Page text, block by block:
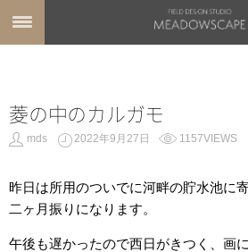
菱の中のカルガモ
mds 2022年9月27日 1157VIEWS
昨日は所用のついでに河畔の貯水池に
二ヶ月振りになります。
午後も遅かったので西日がきつく、画